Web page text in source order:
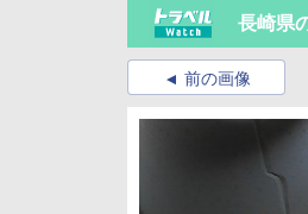
長崎県
前の画像